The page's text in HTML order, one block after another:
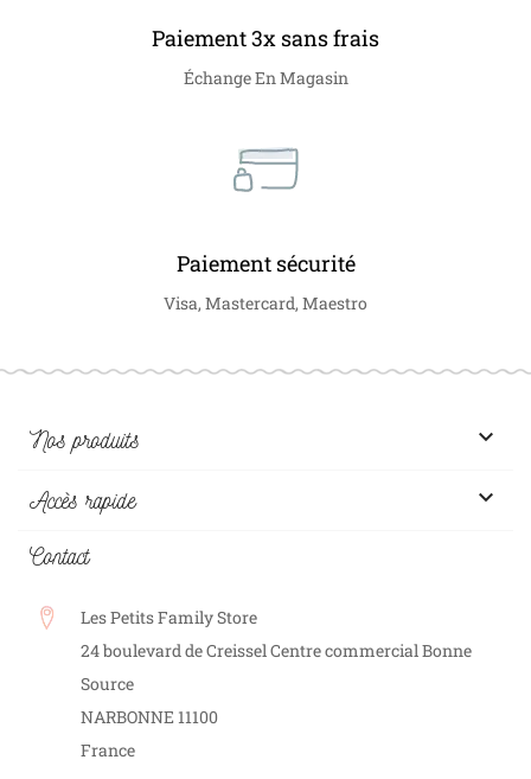
Paiement 3x sans frais
Échange En Magasin
Paiement sécurité
Visa, Mastercard, Maestro
Nos produits 
Accès rapide 
Contact
Les Petits Family Store
24 boulevard de Creissel Centre commercial Bonne
Source
NARBONNE 11100
France